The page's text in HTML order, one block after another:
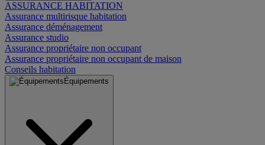
ASSURANCE HABITATION
Assurance multirisque habitation
Assurance déménagement
Assurance studio
Assurance propriétaire non occupant
Assurance propriétaire non occupant de maison
Conseils habitation
Équipements